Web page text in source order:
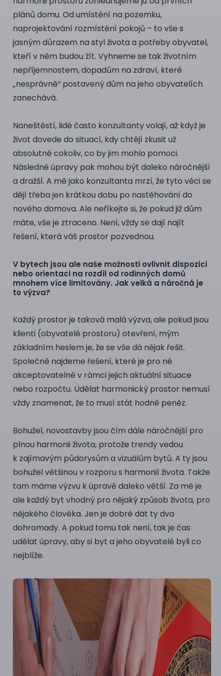
plánů domu. Od umístění na pozemku,
naprojektování rozmístění pokojů – to vše s
jasným důrazem na styl života a potřeby obyvatel,
kteří v něm budou žít. Vyhneme se tak životním
nepříjemnostem, dopadům na zdraví, které
„nesprávně“ postavený dům na jeho obyvatelích
zanechává.
Naneštěstí, lidé často konzultanty volají, až když je
život dovede do situací, kdy chtějí zkusit už
absolutně cokoliv, co by jim mohlo pomoci.
Následné úpravy pak mohou být daleko náročnější
a dražší. A mě jako konzultanta mrzí, že tyto věci se
dějí třeba jen krátkou dobu po nastěhování do
nového domova. Ale neříkejte si, že pokud již dům
máte, vše je ztraceno. Není, vždy se dají najít
řešení, která váš prostor pozvednou.
V bytech jsou ale naše možnosti ovlivnit dispozici
nebo orientaci na rozdíl od rodinných domů
mnohem více limitovány. Jak velká a náročná je
to výzva?
Každý prostor je taková malá výzva, ale pokud jsou
klienti (obyvatelé prostoru) otevření, mým
základním heslem je, že se vše dá nějak řešit.
Společně najdeme řešení, které je pro ně
akceptovatelné v rámci jejich aktuální situace
nebo rozpočtu. Udělat harmonický prostor nemusí
vždy znamenat, že to musí stát hodně peněz.
Bohužel, novostavby jsou čím dále náročnější pro
plnou harmonii života, protože trendy vedou
k zajímavým půdorysům a vizuálům bytů. A ty jsou
bohužel většinou v rozporu s harmonií života. Takže
tam máme výzvu k úpravě daleko větší. Za mě je
ale každý byt vhodný pro nějaký způsob života, pro
nějakého člověka. Jen je dobré dát ty dva
dohromady. A pokud tomu tak není, tak je čas
udělat úpravy, aby si byt a jeho obyvatelé byli co
nejblíže.